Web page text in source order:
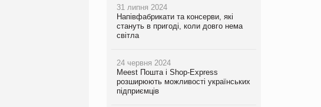
31 липня 2024
Напівфабрикати та консерви, які
стануть в пригоді, коли довго нема
світла
24 червня 2024
Meest Пошта і Shop-Express
розширюють можливості українських
підприємців